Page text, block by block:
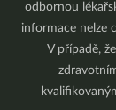
odbornou
informace nelze
V případě,